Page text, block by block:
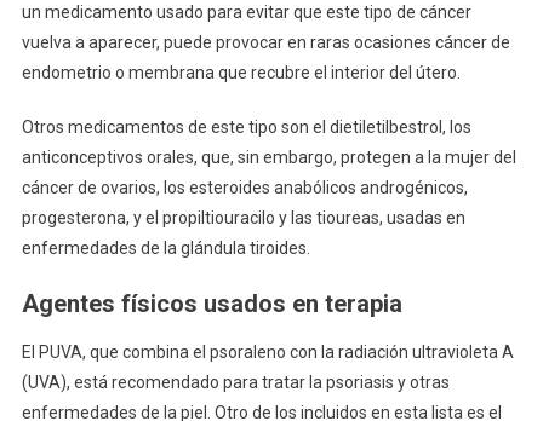
un medicamento usado para evitar que este tipo de cáncer
vuelva a aparecer, puede provocar en raras ocasiones cáncer de
endometrio o membrana que recubre el interior del útero.
Otros medicamentos de este tipo son el dietiletilbestrol, los
anticonceptivos orales, que, sin embargo, protegen a la mujer del
cáncer de ovarios, los esteroides anabólicos androgénicos,
progesterona, y el propiltiouracilo y las tioureas, usadas en
enfermedades de la glándula tiroides.
Agentes físicos usados en terapia
El PUVA, que combina el psoraleno con la radiación ultravioleta A
(UVA), está recomendado para tratar la psoriasis y otras
enfermedades de la piel. Otro de los incluidos en esta lista es el